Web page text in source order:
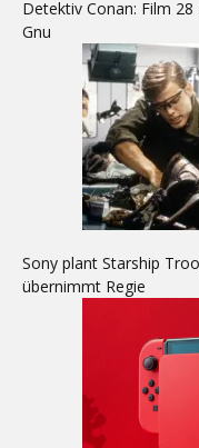
Detektiv Conan: Film
Gnu
Sony plant Starship
übernimmt Regie